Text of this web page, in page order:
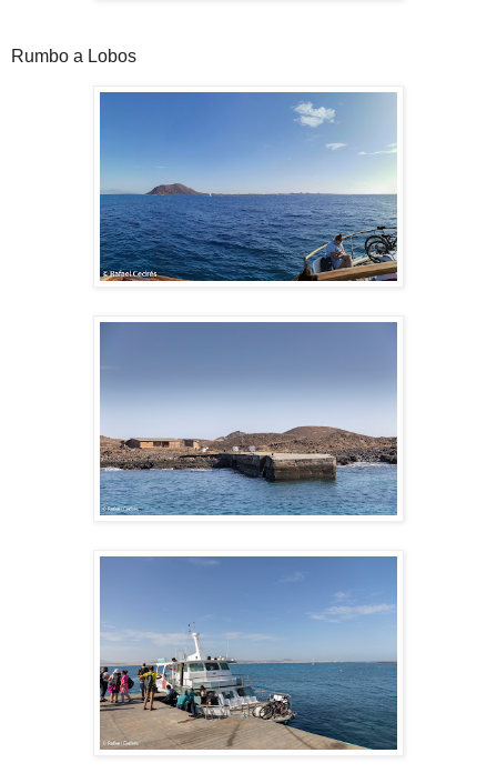
Rumbo a Lobos